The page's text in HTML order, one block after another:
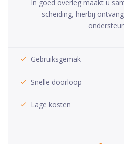
In goed overleg maakt u
scheiding, hierbij
Gebruiksgemak
Snelle doorloop
Lage kosten